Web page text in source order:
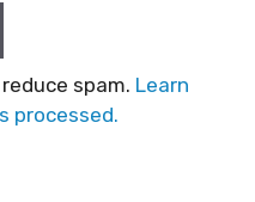
spam. Learn
processed.